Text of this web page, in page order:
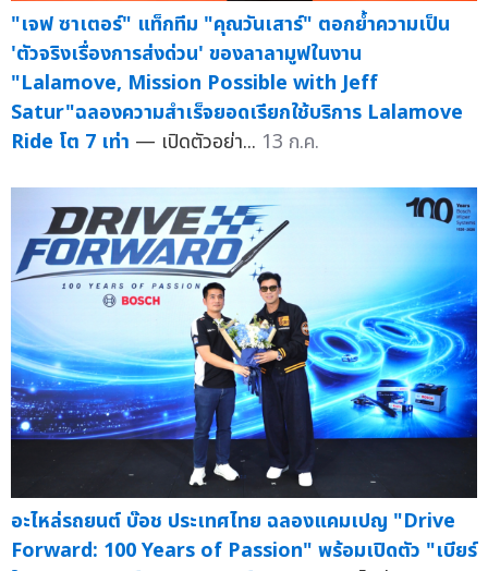
"เจฟ ซาเตอร์" แท็กทีม "คุณวันเสาร์" ตอกย้ำความเป็น
'ตัวจริงเรื่องการส่งด่วน' ของลาลามูฟในงาน
"Lalamove, Mission Possible with Jeff
Satur"ฉลองความสำเร็จยอดเรียกใช้บริการ Lalamove
Ride โต 7 เท่า — เปิดตัวอย่า... 13 ก.ค.
อะไหล่รถยนต์ บ๊อช ประเทศไทย ฉลองแคมเปญ "Drive
Forward: 100 Years of Passion" พร้อมเปิดตัว "เบียร์